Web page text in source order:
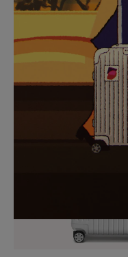
SIE,
UMDER